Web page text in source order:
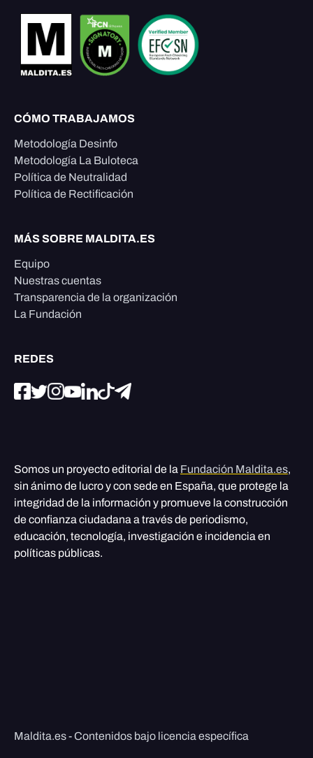
CÓMO TRABAJAMOS
Metodología Desinfo
Metodología La Buloteca
Política de Neutralidad
Política de Rectificación
MÁS SOBRE MALDITA.ES
Equipo
Nuestras cuentas
Transparencia de la organización
La Fundación
REDES
Somos un proyecto editorial de la Fundación Maldita.es,
sin ánimo de lucro y con sede en España, que protege la
integridad de la información y promueve la construcción
de confianza ciudadana a través de periodismo,
educación, tecnología, investigación e incidencia en
políticas públicas.
Maldita.es - Contenidos bajo licencia específica